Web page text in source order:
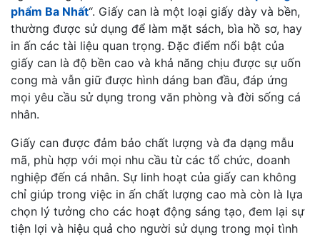
phẩm Ba Nhất“. Giấy can là một loại giấy dày và bền,
thường được sử dụng để làm mặt sách, bìa hồ sơ, hay
in ấn các tài liệu quan trọng. Đặc điểm nổi bật của
giấy can là độ bền cao và khả năng chịu được sự uốn
cong mà vẫn giữ được hình dáng ban đầu, đáp ứng
mọi yêu cầu sử dụng trong văn phòng và đời sống cá
nhân.
Giấy can được đảm bảo chất lượng và đa dạng mẫu
mã, phù hợp với mọi nhu cầu từ các tổ chức, doanh
nghiệp đến cá nhân. Sự linh hoạt của giấy can không
chỉ giúp trong việc in ấn chất lượng cao mà còn là lựa
chọn lý tưởng cho các hoạt động sáng tạo, đem lại sự
tiện lợi và hiệu quả cho người sử dụng trong mọi tình